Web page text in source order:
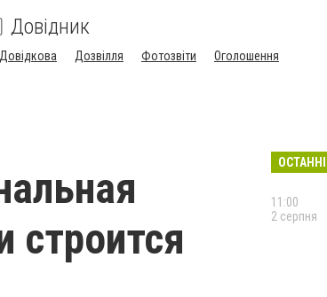
Довідник
Довідкова Дозвілля Фотозвіти
Оголошення
строится
11:00
2 серпня